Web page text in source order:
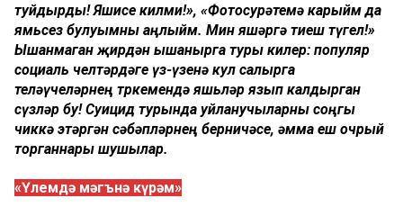
туйдырды! Яшисе килми!», «Фотосурәтемә карыйм да
ямьсез булуымны аңлыйм. Мин яшәргә тиеш түгел!»
Ышанмаган җирдән ышанырга туры килер: популяр
социаль челтәрдәге үз-үзенә кул салырга
теләүчеләрнең төркемендә яшьләр язып калдырган
сүзләр бу! Суицид турында уйланучыларны соңгы
чиккә этәргән сәбәпләрнең берничәсе, әмма еш очрый
торганнары шушылар.
«Үлемдә мәгънә күрәм»